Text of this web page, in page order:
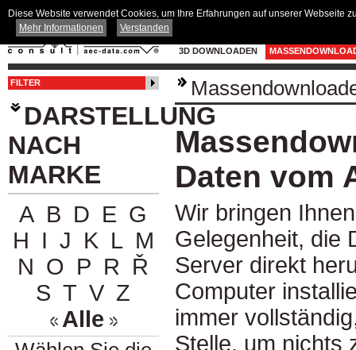
3D DOWNLOADEN
FILTER
DARSTELLUNG
NACH
MARKE
A B D E G
H I J K L M
N O P R Ř
S T V Z
Alle
Daten vom
Wir bringen
Gelegenheit, die
Server direkt
Computer
immer
Stelle, um nichts
Diese Website verwendet Cookies, um Ihre Erfahrungen auf unserer Webseite
Mehr Informationen
Verstanden